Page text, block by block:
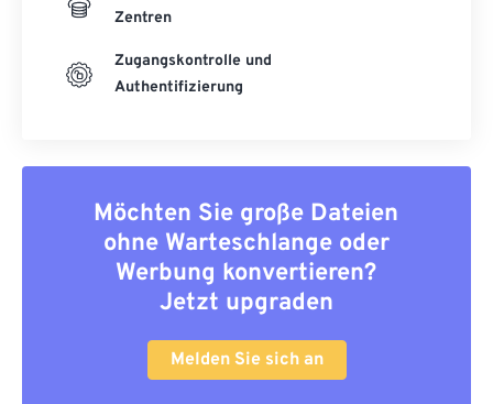
Zentren
Zugangskontrolle und
Authentifizierung
Möchten Sie große Dateien
ohne Warteschlange oder
Werbung konvertieren?
Jetzt upgraden
Melden Sie sich an